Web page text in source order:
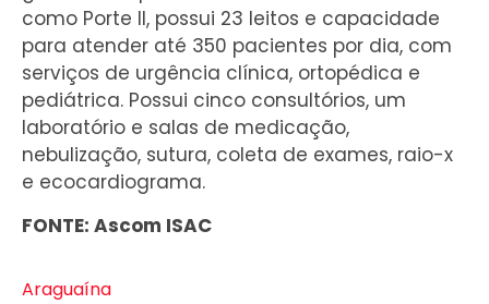
como Porte II, possui 23 leitos e capacidade
para atender até 350 pacientes por dia, com
serviços de urgência clínica, ortopédica e
pediátrica. Possui cinco consultórios, um
laboratório e salas de medicação,
nebulização, sutura, coleta de exames, raio-x
e ecocardiograma.
FONTE: Ascom ISAC
Araguaína